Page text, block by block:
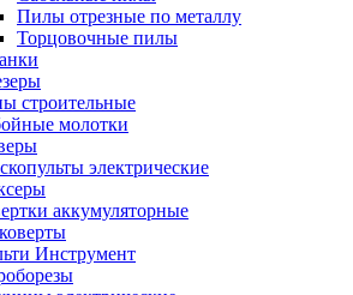
Пилы отрезные по металлу
Торцовочные пилы
строительные
молотки
электрические
аккумуляторные
Инструмент